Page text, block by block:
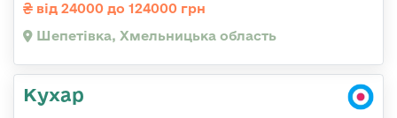
від 24000 до 124000 грн
Шепетівка, Хмельницька область
Кухар